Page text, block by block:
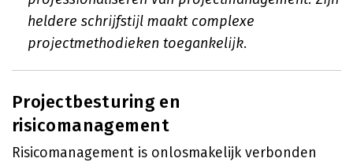
heldere schrijfstijl maakt complexe
projectmethodieken toegankelijk.
Projectbesturing en
risicomanagement
Risicomanagement is onlosmakelijk verbonden